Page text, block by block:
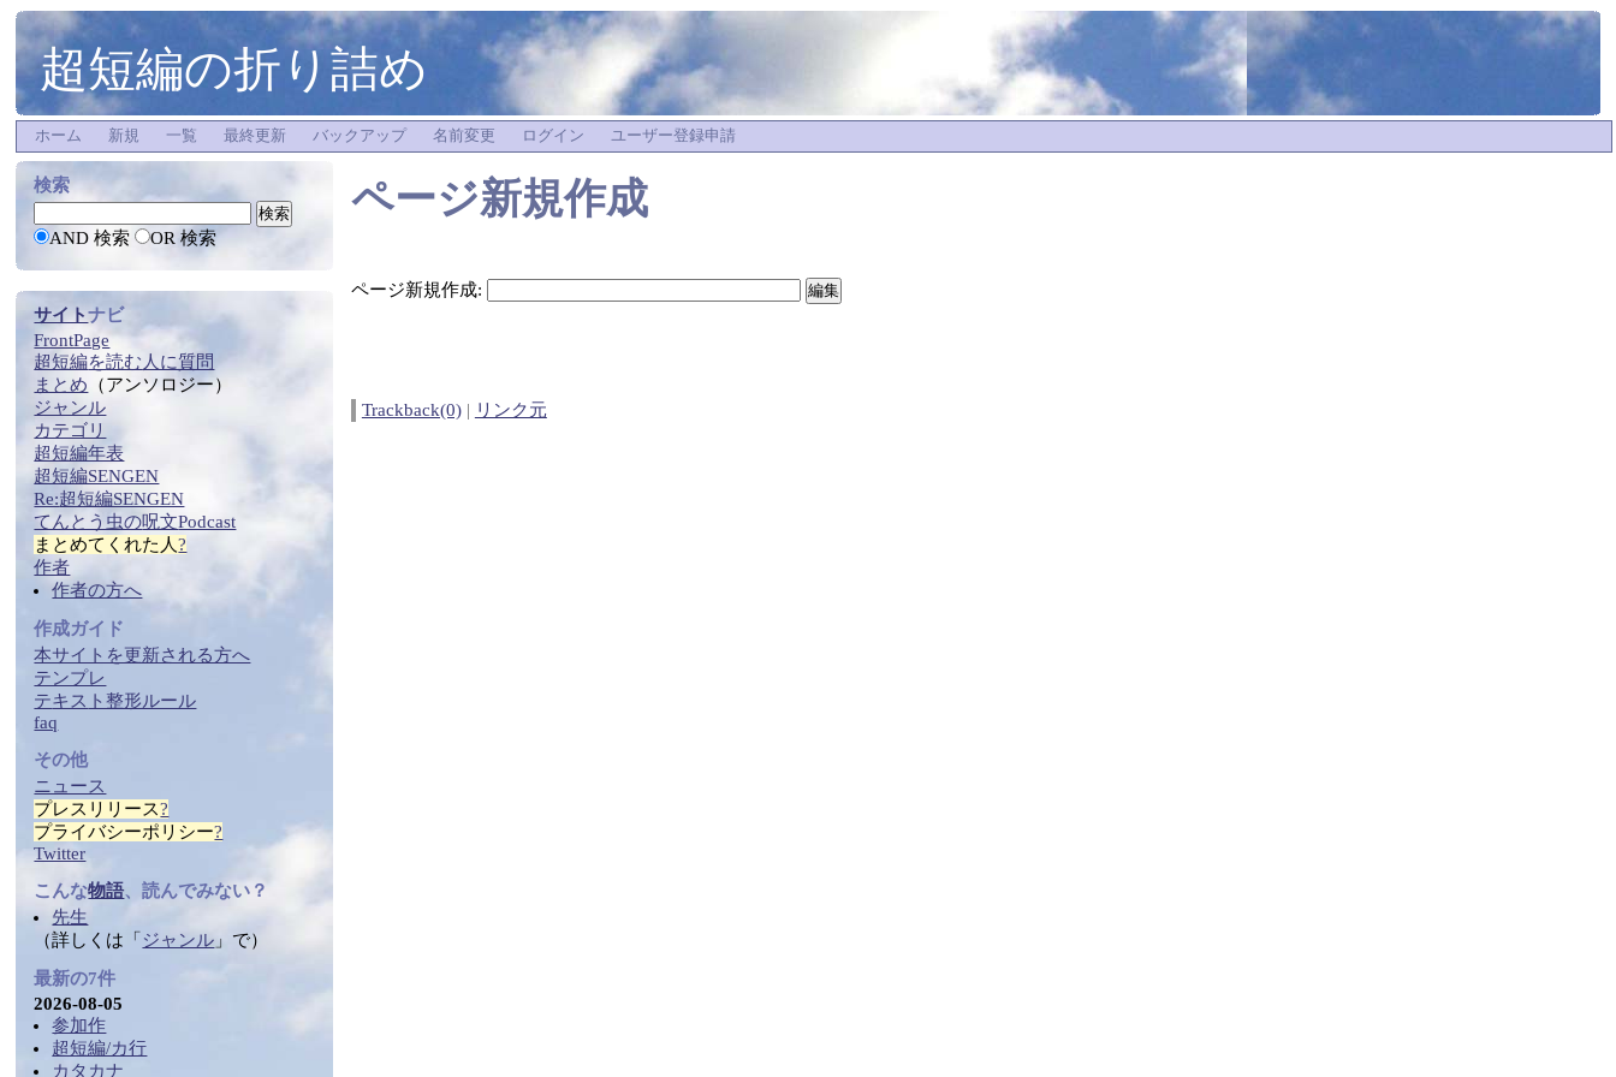
超短編の折り詰め
ホーム 新規 一覧 最終更新 バックアップ 名前変更 ログイン ユーザー登録申請
ページ新規作成
ページ新規作成:
Trackback(0)| リンク元
検索
AND 検索 OR 検索
サイトナビ
FrontPage
超短編を読む 人に質問
まとめ （アンソロジー）
ジャンル
カテゴリ
超短編年表
超短編SENGEN
Re:超短編SENGEN
てんとう虫の呪文Podcast
まとめてくれた人?
作者
作者の方へ
作成ガイド
本サイトを更新される方へ
テンプレ
テキス ト整形ルール
faq
その他
ニュース
プレスリリース?
プライバシーポリシー?
Twitter
こんな物語、読んでみない？
先生
（詳しくは「 ジャンル 」で）
最新の7件
2026-08-05
参加作
超短編/カ行
カタカナ